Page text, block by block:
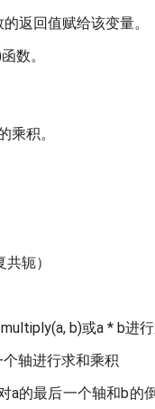
返回值赋给该变量。
数。
乘积。
轭）
b)或a * b进
轴进行求和乘积
a的最后一个轴和b的